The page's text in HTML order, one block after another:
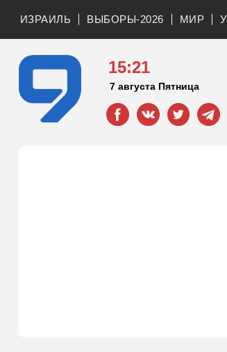
ИЗРАИЛЬ ВЫБОРЫ-2026 МИР
15:21
7 августа Пятница